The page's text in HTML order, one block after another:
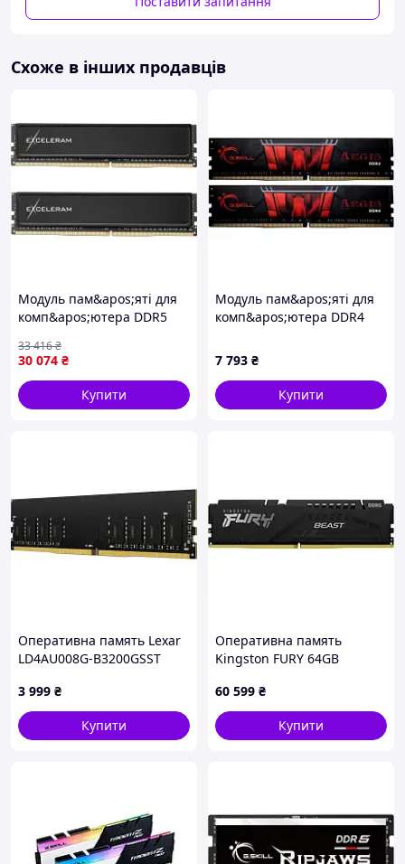
Схоже в інших продавців
Модуль пам&apos;яті для
комп&apos;ютера DDR5
Black Sark eXceleram
(ED50320603036CD)
30 074 ₴
33 416₴
Купити
Модуль пам&apos;яті для
комп&apos;ютера DDR4
AEGIS G.Skill (F4-3200C16D-
16GIS)
7 793 ₴
Купити
Оперативна память Lexar
LD4AU008G-B3200GSST
3 999 ₴
Купити
Оперативна память
Kingston FURY 64GB
CL36 Beast EXPO Black
(KF560C36BBE2K2-64)
60 599 ₴
Купити